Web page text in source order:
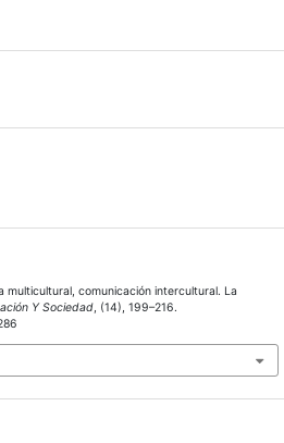
multicultural, comunicación intercultural. La
Y Sociedad, (14), 199–216.